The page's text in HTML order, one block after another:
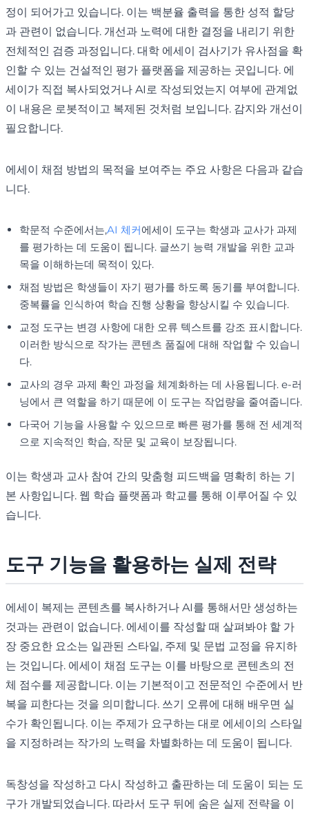
정이 되어가고 있습니다. 이는 백분율 출력을 통한 성적 할당
과 관련이 없습니다. 개선과 노력에 대한 결정을 내리기 위한
전체적인 검증 과정입니다. 대학 에세이 검사기가 유사점을 확
인할 수 있는 건설적인 평가 플랫폼을 제공하는 곳입니다. 에
세이가 직접 복사되었거나 AI로 작성되었는지 여부에 관계없
이 내용은 로봇적이고 복제된 것처럼 보입니다. 감지와 개선이
필요합니다.
에세이 채점 방법의 목적을 보여주는 주요 사항은 다음과 같습
니다.
학문적 수준에서는,AI 체커에세이 도구는 학생과 교사가 과제
를 평가하는 데 도움이 됩니다. 글쓰기 능력 개발을 위한 교과
목을 이해하는데 목적이 있다.
채점 방법은 학생들이 자기 평가를 하도록 동기를 부여합니다.
중복률을 인식하여 학습 진행 상황을 향상시킬 수 있습니다.
교정 도구는 변경 사항에 대한 오류 텍스트를 강조 표시합니다.
이러한 방식으로 작가는 콘텐츠 품질에 대해 작업할 수 있습니
다.
교사의 경우 과제 확인 과정을 체계화하는 데 사용됩니다. e-러
닝에서 큰 역할을 하기 때문에 이 도구는 작업량을 줄여줍니다.
다국어 기능을 사용할 수 있으므로 빠른 평가를 통해 전 세계적
으로 지속적인 학습, 작문 및 교육이 보장됩니다.
이는 학생과 교사 참여 간의 맞춤형 피드백을 명확히 하는 기
본 사항입니다. 웹 학습 플랫폼과 학교를 통해 이루어질 수 있
습니다.
도구 기능을 활용하는 실제 전략
에세이 복제는 콘텐츠를 복사하거나 AI를 통해서만 생성하는
것과는 관련이 없습니다. 에세이를 작성할 때 살펴봐야 할 가
장 중요한 요소는 일관된 스타일, 주제 및 문법 교정을 유지하
는 것입니다. 에세이 채점 도구는 이를 바탕으로 콘텐츠의 전
체 점수를 제공합니다. 이는 기본적이고 전문적인 수준에서 반
복을 피한다는 것을 의미합니다. 쓰기 오류에 대해 배우면 실
수가 확인됩니다. 이는 주제가 요구하는 대로 에세이의 스타일
을 지정하려는 작가의 노력을 차별화하는 데 도움이 됩니다.
독창성을 작성하고 다시 작성하고 출판하는 데 도움이 되는 도
구가 개발되었습니다. 따라서 도구 뒤에 숨은 실제 전략을 이